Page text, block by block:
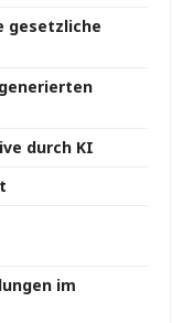
gesetzliche
durch KI
im